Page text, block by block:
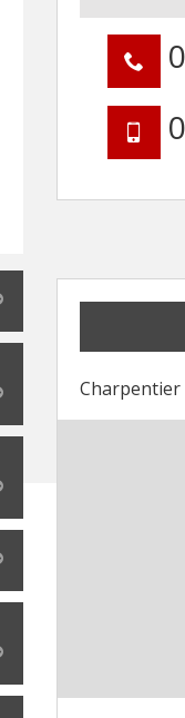
Charpentier